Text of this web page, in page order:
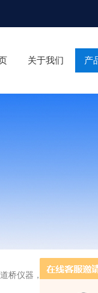
关于我们 产
器，检测仪器，检测仪器